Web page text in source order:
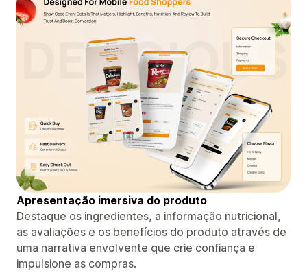
Apresentação imersiva do produto
Destaque os ingredientes, a informação nutricional,
as avaliações e os benefícios do produto através de
uma narrativa envolvente que crie confiança e
impulsione as compras.